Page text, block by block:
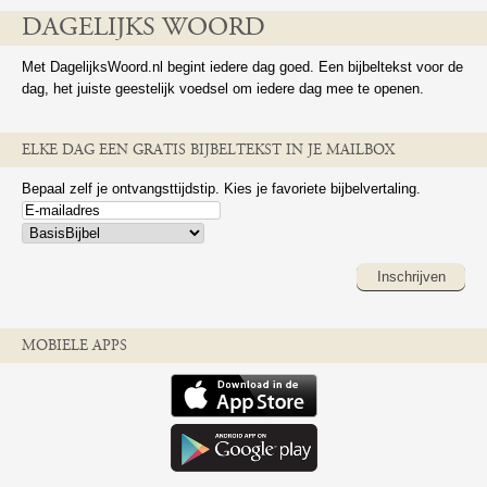
DAGELIJKS WOORD
Met DagelijksWoord.nl begint iedere dag goed. Een bijbeltekst voor de
dag, het juiste geestelijk voedsel om iedere dag mee te openen.
ELKE DAG EEN GRATIS BIJBELTEKST IN JE MAILBOX
Bepaal zelf je ontvangsttijdstip. Kies je favoriete bijbelvertaling.
Inschrijven
MOBIELE APPS